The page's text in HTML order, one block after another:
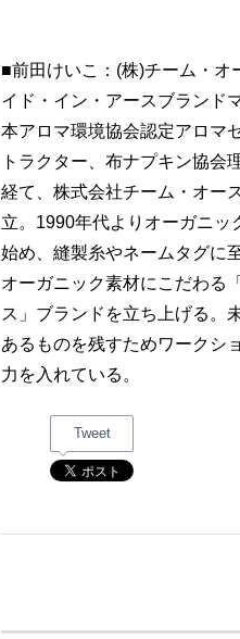
■前田けいこ：(株)チーム・オ
イド・イン・アースブランド
本アロマ環境協会認定アロマ
トラクター、布ナプキン協会
経て、株式会社チーム・オー
立。1990年代よりオーガニッ
始め、縫製糸やネームタグに
オーガニック素材にこだわる
ス」ブランドを立ち上げる。
あるものを残すためワークシ
力を入れている。
Tweet